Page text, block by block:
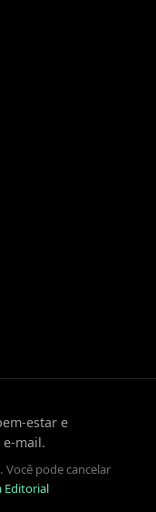
estar e
mail.
pode cancelar
Editorial